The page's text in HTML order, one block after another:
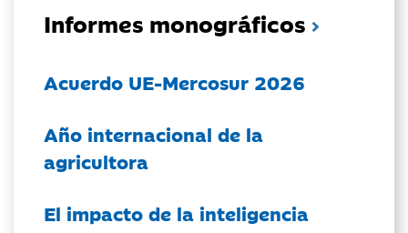
Informes monográficos
Acuerdo UE-Mercosur 2026
Año internacional de la
agricultora
El impacto de la inteligencia